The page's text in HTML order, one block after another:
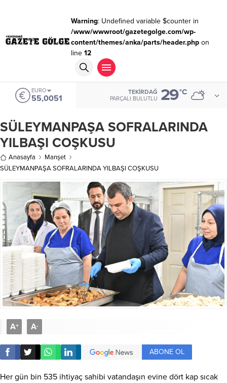
Warning: Undefined variable $counter in
/www/wwwroot/gazetegolge.com/wp-
content/themes/anka/parts/header.phpon
line 12
ALTIN
6.584,66
TEKIRDAĞ
PARÇALI BULUTLU 29°C
SÜLEYMANPAŞA SOFRALARINDA
YILBAŞI COŞKUSU
Anasayfa
Manşet
SÜLEYMANPAŞA SOFRALARINDA YILBAŞI COŞKUSU
A+ A-
ABONE OL
Her gün bin 535 ihtiyaç sahibi vatandaşın evine dört kap sıcak